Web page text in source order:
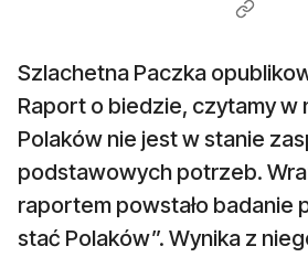
Szlachetna Paczka
Raport o biedzie, czytamy w
Polaków nie jest w stanie
podstawowych potrzeb.
raportem powstało badanie
stać Polaków”. Wynika z